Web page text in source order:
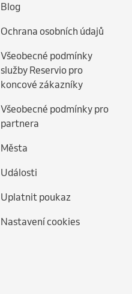
Blog
Ochrana osobních údajů
Všeobecné podmínky
služby Reservio pro
koncové zákazníky
Všeobecné podmínky pro
partnera
Města
Události
Uplatnit poukaz
Nastavení cookies